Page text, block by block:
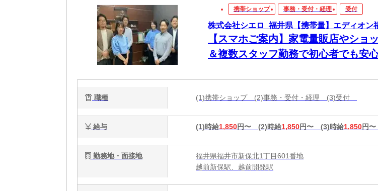
携帯ショップ 事務・受付・経理 受付
株式会社シエロ_福井県【携帯量】エディオン
【スマホご案内】家電量販店やショ
＆複数スタッフ勤務で初心者でも安
職種 (1)携帯ショップ (2)事務・受付・経理 (3)受付
給与 (1)時給1,850円〜 (2)時給1,850円〜 (3)時給1,850円〜
勤務地・面接地
福井県福井市新保北1丁目601番地
越前新保駅、越前開発駅